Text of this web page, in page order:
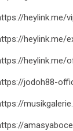
heylink.me/
heylink.me/
heylink.me/
jodoh88-